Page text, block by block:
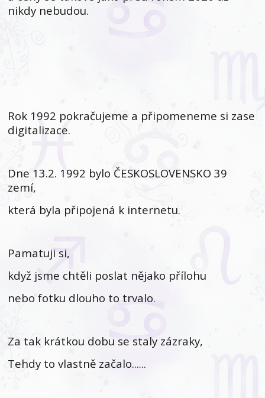
nikdy nebudou.
Rok 1992 pokračujeme a připomeneme si zase
digitalizace.
Dne 13.2. 1992 bylo ČESKOSLOVENSKO 39
zemí,
která byla připojená k internetu.
Pamatuji si,
když jsme chtěli poslat nějako přílohu
nebo fotku dlouho to trvalo.
Za tak krátkou dobu se staly zázraky,
Tehdy to vlastně začalo......